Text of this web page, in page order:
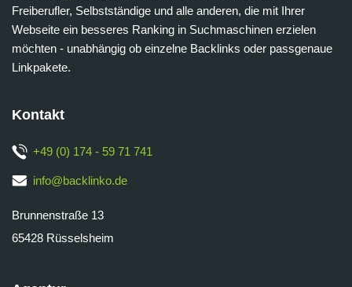
Freiberufler, Selbstständige und alle anderen, die mit Ihrer
Webseite ein besseres Ranking in Suchmaschinen erzielen
möchten - unabhängig ob einzelne Backlinks oder passgenaue
Linkpakete.
Kontakt
+49 (0) 174 - 59 71 741
info@backlinko.de
Brunnenstraße 13
65428 Rüsselsheim